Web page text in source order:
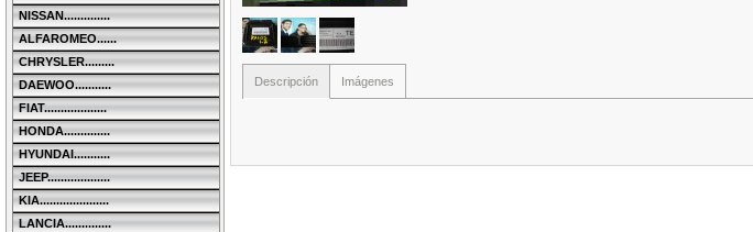
NISSAN..............
ALFAROMEO......
CHRYSLER.........
DAEWOO...........
FIAT...................
HONDA..............
HYUNDAI...........
JEEP...................
KIA.....................
LANCIA..............
Descripción Imágenes